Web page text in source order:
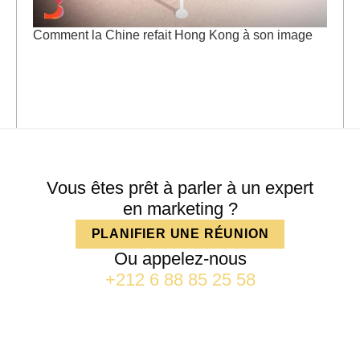
Comment la Chine refait Hong Kong à son image
Vous êtes prêt à parler à un expert
en marketing ?
PLANIFIER UNE RÉUNION
Ou appelez-nous
+212 6 88 85 25 58